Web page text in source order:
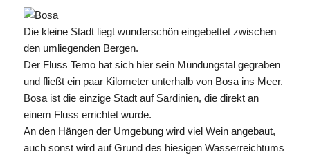
Die kleine Stadt liegt wunderschön eingebettet zwischen
den umliegenden Bergen.
Der Fluss Temo hat sich hier sein Mündungstal gegraben
und fließt ein paar Kilometer unterhalb von Bosa ins Meer.
Bosa ist die einzige Stadt auf Sardinien, die direkt an
einem Fluss errichtet wurde.
An den Hängen der Umgebung wird viel Wein angebaut,
auch sonst wird auf Grund des hiesigen Wasserreichtums